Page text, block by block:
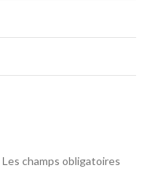
Les champs obligatoires